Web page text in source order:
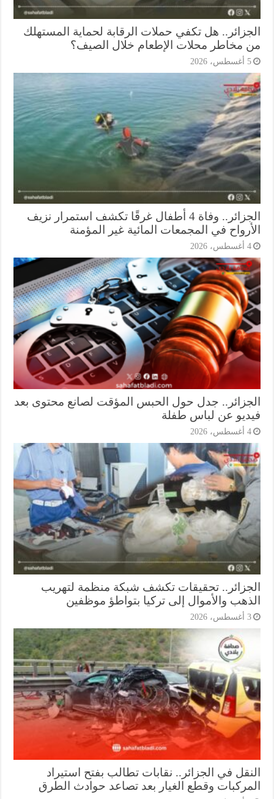
هل تكفي حملات الرقابة لحماية المستهلك
مخاطر محلات الإطعام خلال الصيف؟
الجزائر.. وفاة 4 أطفال غرقًا تكشف استمرار نزيف
في المجمعات المائية غير المؤمنة
جدل حول الحبس المؤقت لصانع محتوى بعد
عن لباس طفلة
تحقيقات تكشف شبكة منظمة لتهريب
والأموال إلى تركيا بتواطؤ موظفين
في الجزائر.. نقابات تطالب بفتح استيراد
وقطع الغيار بعد تصاعد حوادث الطرق